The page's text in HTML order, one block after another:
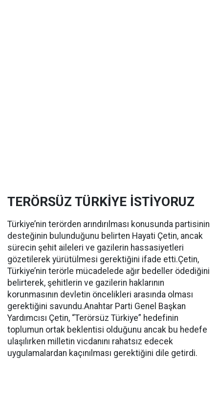
TERÖRSÜZ TÜRKİYE İSTİYORUZ
Türkiye’nin terörden arındırılması konusunda partisinin
desteğinin bulunduğunu belirten Hayati Çetin, ancak
sürecin şehit aileleri ve gazilerin hassasiyetleri
gözetilerek yürütülmesi gerektiğini ifade etti.Çetin,
Türkiye’nin terörle mücadelede ağır bedeller ödediğini
belirterek, şehitlerin ve gazilerin haklarının
korunmasının devletin öncelikleri arasında olması
gerektiğini savundu.Anahtar Parti Genel Başkan
Yardımcısı Çetin, “Terörsüz Türkiye” hedefinin
toplumun ortak beklentisi olduğunu ancak bu hedefe
ulaşılırken milletin vicdanını rahatsız edecek
uygulamalardan kaçınılması gerektiğini dile getirdi.